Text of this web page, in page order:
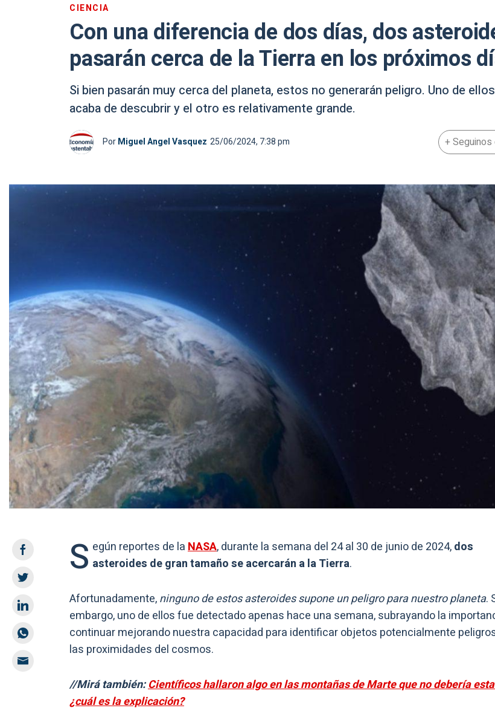
CIENCIA
Con una diferencia de dos días, dos
pasarán cerca de la Tierra en los próximos
Si bien pasarán muy cerca del planeta, estos no generarán peligro. Uno de
acaba de descubrir y el otro es relativamente grande.
PorMiguel Angel Vasquez 25/06/2024, 7:38 pm + Seguinos
S egún reportes de laNASA, durante la semana del 24 al 30 de junio de 2024,dos
asteroides de gran tamaño se acercarán a la Tierra.
Afortunadamente,ninguno de estos asteroides supone un peligro para nuestro planeta.
embargo, uno de ellos fue detectado apenas hace una semana, subrayando la
continuar mejorando nuestra capacidad para identificar objetos potencialmente
las proximidades del cosmos.
//Mirá también:Científicos hallaron algo en las montañas de Marte que no debería
¿cuál es la explicación?